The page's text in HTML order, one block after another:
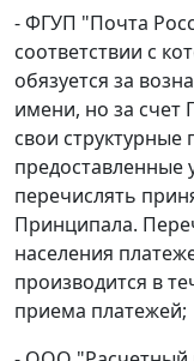
- ФГУП "Почта
соответствии с
обязуется за
имени, но за
свои структурные
предоставленные
перечислять
Принципала.
населения
производится в
приема платежей;